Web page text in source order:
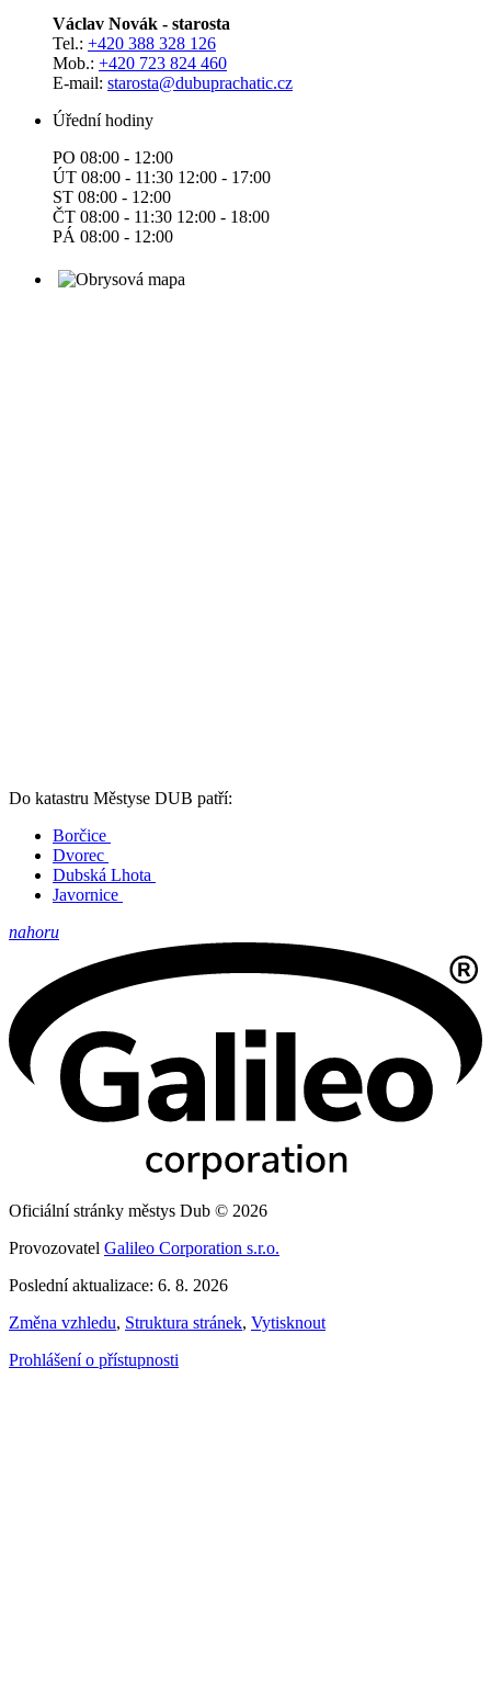
Václav Novák - starosta
Tel.: +420 388 328 126
Mob.: +420 723 824 460
E-mail: starosta@dubuprachatic.cz
Úřední hodiny
PO 08:00 - 12:00
ÚT 08:00 - 11:30 12:00 - 17:00
ST 08:00 - 12:00
ČT 08:00 - 11:30 12:00 - 18:00
PÁ 08:00 - 12:00
Do katastru Městyse DUB patří:
Borčice
Dvorec
Dubská Lhota
Javornice
nahoru
Oficiální stránky městys Dub © 2026
Provozovatel Galileo Corporation s.r.o.
Poslední aktualizace: 6. 8. 2026
Změna vzhledu, Struktura stránek, Vytisknout
Prohlášení o přístupnosti